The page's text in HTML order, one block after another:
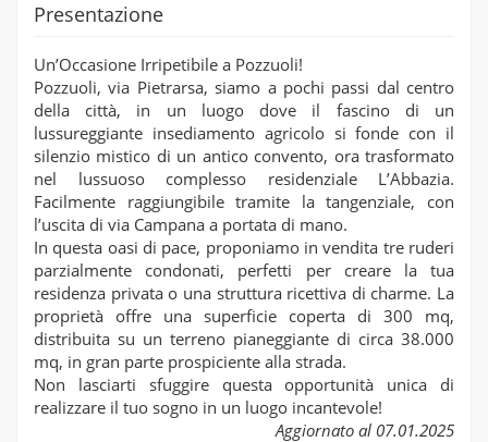
Presentazione
Un’Occasione Irripetibile a Pozzuoli!
Pozzuoli, via Pietrarsa, siamo a pochi passi dal centro
della città, in un luogo dove il fascino di un
lussureggiante insediamento agricolo si fonde con il
silenzio mistico di un antico convento, ora trasformato
nel lussuoso complesso residenziale L’Abbazia.
Facilmente raggiungibile tramite la tangenziale, con
l’uscita di via Campana a portata di mano.
In questa oasi di pace, proponiamo in vendita tre ruderi
parzialmente condonati, perfetti per creare la tua
residenza privata o una struttura ricettiva di charme. La
proprietà offre una superficie coperta di 300 mq,
distribuita su un terreno pianeggiante di circa 38.000
mq, in gran parte prospiciente alla strada.
Non lasciarti sfuggire questa opportunità unica di
realizzare il tuo sogno in un luogo incantevole!
Aggiornato al 07.01.2025